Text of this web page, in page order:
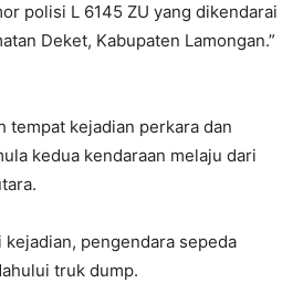
polisi L 6145 ZU yang dikendarai
Deket, Kabupaten Lamongan.”
tempat kejadian perkara dan
kedua kendaraan melaju dari
kejadian, pengendara sepeda
truk dump.